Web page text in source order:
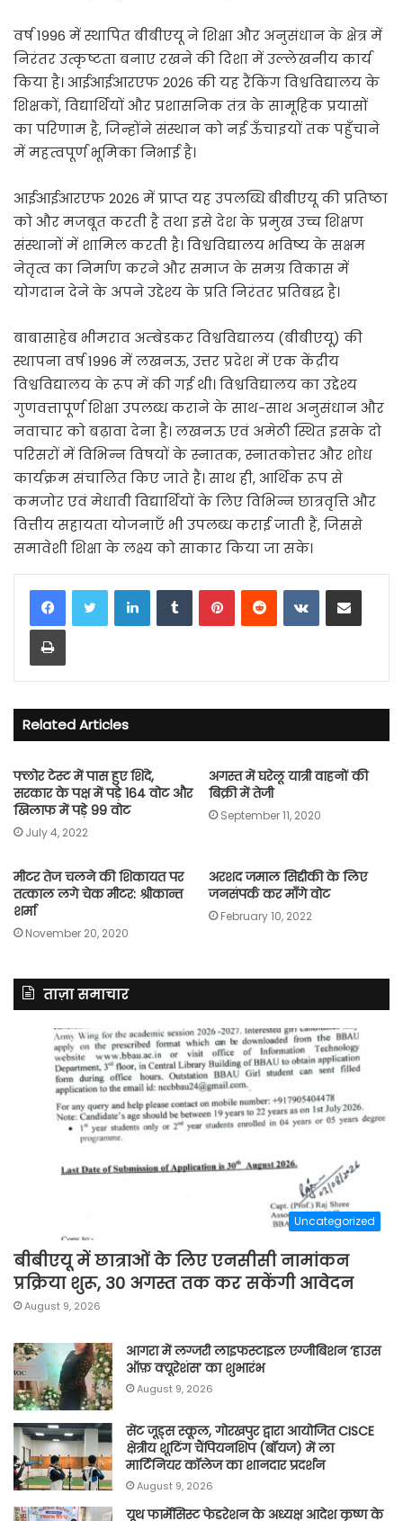
वर्ष 1996 में स्थापित बीबीएयू ने शिक्षा और अनुसंधान के क्षेत्र में
निरंतर उत्कृष्टता बनाए रखने की दिशा में उल्लेखनीय कार्य
किया है। आईआईआरएफ 2026 की यह रैंकिंग विश्वविद्यालय के
शिक्षकों, विद्यार्थियों और प्रशासनिक तंत्र के सामूहिक प्रयासों
का परिणाम है, जिन्होंने संस्थान को नई ऊँचाइयों तक पहुँचाने
में महत्वपूर्ण भूमिका निभाई है।
आईआईआरएफ 2026 में प्राप्त यह उपलब्धि बीबीएयू की प्रतिष्ठा
को और मजबूत करती है तथा इसे देश के प्रमुख उच्च शिक्षण
संस्थानों में शामिल करती है। विश्वविद्यालय भविष्य के सक्षम
नेतृत्व का निर्माण करने और समाज के समग्र विकास में
योगदान देने के अपने उद्देश्य के प्रति निरंतर प्रतिबद्ध है।
बाबासाहेब भीमराव अम्बेडकर विश्वविद्यालय (बीबीएयू) की
स्थापना वर्ष 1996 में लखनऊ, उत्तर प्रदेश में एक केंद्रीय
विश्वविद्यालय के रूप में की गई थी। विश्वविद्यालय का उद्देश्य
गुणवत्तापूर्ण शिक्षा उपलब्ध कराने के साथ-साथ अनुसंधान और
नवाचार को बढ़ावा देना है। लखनऊ एवं अमेठी स्थित इसके दो
परिसरों में विभिन्न विषयों के स्नातक, स्नातकोत्तर और शोध
कार्यक्रम संचालित किए जाते हैं। साथ ही, आर्थिक रूप से
कमजोर एवं मेधावी विद्यार्थियों के लिए विभिन्न छात्रवृत्ति और
वित्तीय सहायता योजनाएँ भी उपलब्ध कराई जाती हैं, जिससे
समावेशी शिक्षा के लक्ष्य को साकार किया जा सके।
LinkedInTumblrPinterestReddit VKontakteShare via Email
Print
Related Articles
फ्लोर टेस्ट में पास हुए शिंदे,
सरकार के पक्ष में पड़े 164 वोट और
खिलाफ में पड़े 99 वोट
July 4, 2022
अगस्त में घरेलू यात्री वाहनों की
बिक्री में तेजी
September 11, 2020
मीटर तेज चलने की शिकायत पर
तत्काल लगे चेक मीटर: श्रीकान्त
शर्मा
November 20, 2020
अरशद जमाल सिद्दीकी के लिए
जनसंपर्क कर माँगे वोट
February 10, 2022
ताज़ा समाचार
Uncategorized
बीबीएयू में छात्राओं के लिए एनसीसी नामांकन
प्रक्रिया शुरू, 30 अगस्त तक कर सकेंगी आवेदन
August 9, 2026
आगरा में लग्जरी लाइफस्टाइल एग्जीबिशन ‘हाउस
ऑफ़ क्यूरेशंस’ का शुभारंभ
August 9, 2026
सेंट जूड्स स्कूल, गोरखपुर द्वारा आयोजित CISCE
क्षेत्रीय शूटिंग चैंपियनशिप (बॉयज) में ला
मार्टिनियर कॉलेज का शानदार प्रदर्शन
August 9, 2026
यूथ फार्मेसिस्ट फेडरेशन के अध्यक्ष आदेश कृष्ण के